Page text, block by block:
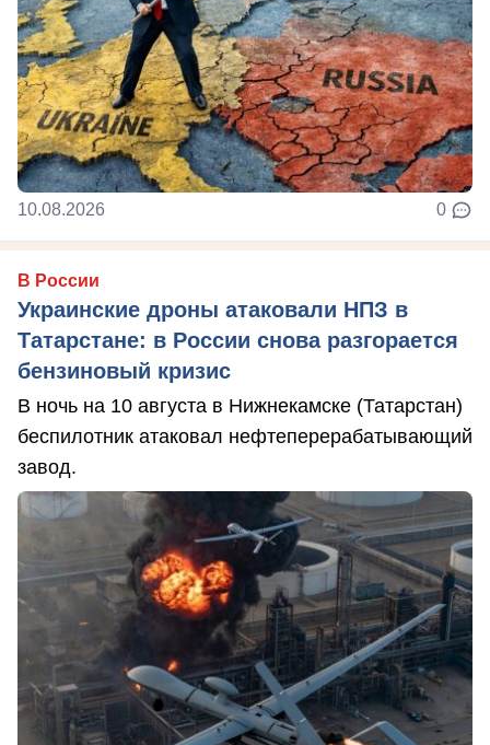
10.08.2026 0
В России
Украинские дроны атаковали НПЗ в
Татарстане: в России снова разгорается
бензиновый кризис
В ночь на 10 августа в Нижнекамске (Татарстан)
беспилотник атаковал нефтеперерабатывающий
завод.